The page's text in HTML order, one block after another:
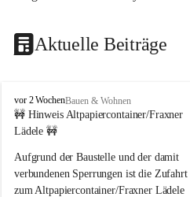
Aktuelle Beiträge
F
r
a
e
r
n
vor 2 WochenBauen & Wohnen
🚧 Hinweis Altpapiercontainer/Fraxner
Lädele 🚧
Aufgrund der Baustelle und der damit
verbundenen Sperrungen ist die Zufahrt
zum Altpapiercontainer/Fraxner Lädele